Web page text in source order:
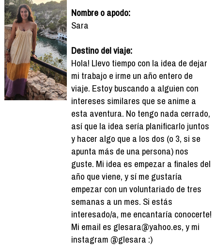
Nombre o apodo:
Sara
Destino del viaje:
Hola! Llevo tiempo con la idea de dejar
mi trabajo e irme un año entero de
viaje. Estoy buscando a alguien con
intereses similares que se anime a
esta aventura. No tengo nada cerrado,
así que la idea sería planificarlo juntos
y hacer algo que a los dos (o 3, si se
apunta más de una persona) nos
guste. Mi idea es empezar a finales del
año que viene, y sí me gustaría
empezar con un voluntariado de tres
semanas a un mes. Si estás
interesado/a, me encantaría conocerte!
Mi email es glesara@yahoo.es, y mi
instagram @glesara :)